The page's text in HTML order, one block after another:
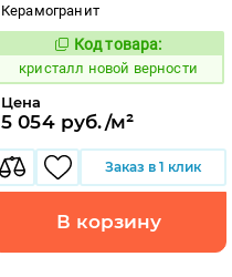
Керамогранит
820631
Код товара:
кристалл новой верности
Цена
5 054 руб./м²
Заказ в 1 клик
В корзину